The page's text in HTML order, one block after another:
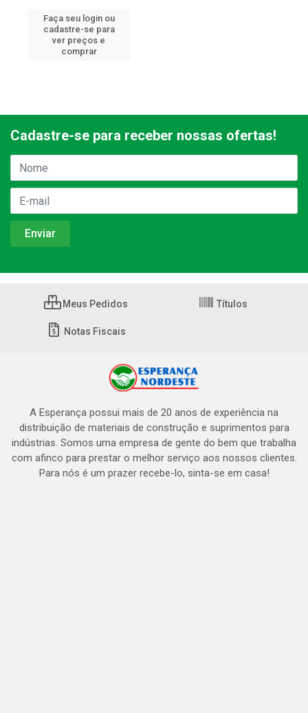
Faça seu login ou
cadastre-se para
ver preços e
comprar
Cadastre-se para receber nossas ofertas!
Meus Pedidos Títulos
Notas Fiscais
A Esperança possui mais de 20 anos de experiência na
distribuição de materiais de construção e suprimentos para
indústrias. Somos uma empresa de gente do bem que trabalha
com afinco para prestar o melhor serviço aos nossos clientes.
Para nós é um prazer recebe-lo, sinta-se em casa!